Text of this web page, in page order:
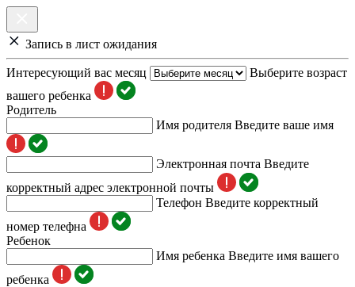
Запись в лист ожидания
Интересующий вас месяц
Выберите возраст
вашего ребенка
Родитель
Имя родителя Введите ваше имя
Электронная почта Введите
корректный адрес электронной почты
Телефон Введите корректный
номер телефна
Ребенок
Имя ребенка Введите имя вашего
ребенка